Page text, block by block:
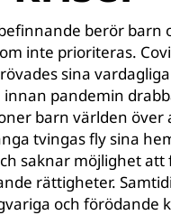
berör
inte prioriteras.
sina
pandemin
barn världen över
tvingas fly sina
saknar möjlighet
rättigheter.
och förödande